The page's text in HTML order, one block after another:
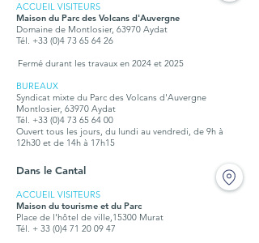
ACCUEIL VISITEURS
Maison du Parc des Volcans d'Auvergne
Domaine de Montlosier, 63970 Aydat
Tél. +33 (0)4 73 65 64 26
Fermé durant les travaux en 2024 et 2025
BUREAUX
Syndicat mixte du Parc des Volcans d'Auvergne
Montlosier, 63970 Aydat
Tél. +33 (0)4 73 65 64 00
Ouvert tous les jours, du lundi au vendredi, de 9h à
12h30 et de 14h à 17h15
Dans le Cantal
ACCUEIL VISITEURS
Maison du tourisme et du Parc
Place de l'hôtel de ville,15300 Murat
Tél. + 33 (0)4 71 20 09 47